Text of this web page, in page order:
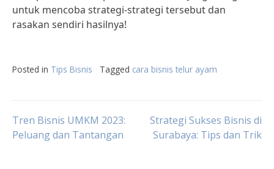
untuk mencoba strategi-strategi tersebut dan
rasakan sendiri hasilnya!
Posted in Tips Bisnis Tagged cara bisnis telur ayam
Post
Tren Bisnis UMKM 2023:
Peluang dan Tantangan
Strategi Sukses Bisnis di
Surabaya: Tips dan Trik